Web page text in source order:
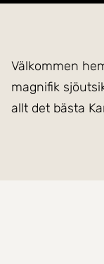
Välkommen
magnifik
allt det bästa
arbetsyta och
fönsterpartier,
en